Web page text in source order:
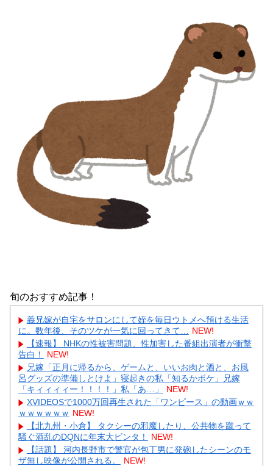
旬のおすすめ記事！
義兄嫁が自宅をサロンにして姪を毎日ウトメへ預ける生活
に。数年後、そのツケが一気に回ってきて…
NEW!
【速報】 NHKの性被害問題、性加害した番組出演者が衝撃
告白！
NEW!
兄嫁「正月に帰るから、ゲームと、いいお肉と酒と、お風
呂グッズの準備しとけよ」寝起きの私「知るかボケ」兄嫁
「キィィィィー！！！！」私「あ…」
NEW!
XVIDEOSで1000万回再生された「ワンピース」の動画ｗｗ
ｗｗｗｗｗｗ NEW!
【北九州・小倉】 タクシーの邪魔したり、公共物を蹴って
騒ぐ酒乱のDQNに年末大ビンタ！
NEW!
【話題】 河内長野市で警官が包丁男に発砲したシーンのモ
ザ無し映像が公開される。
NEW!